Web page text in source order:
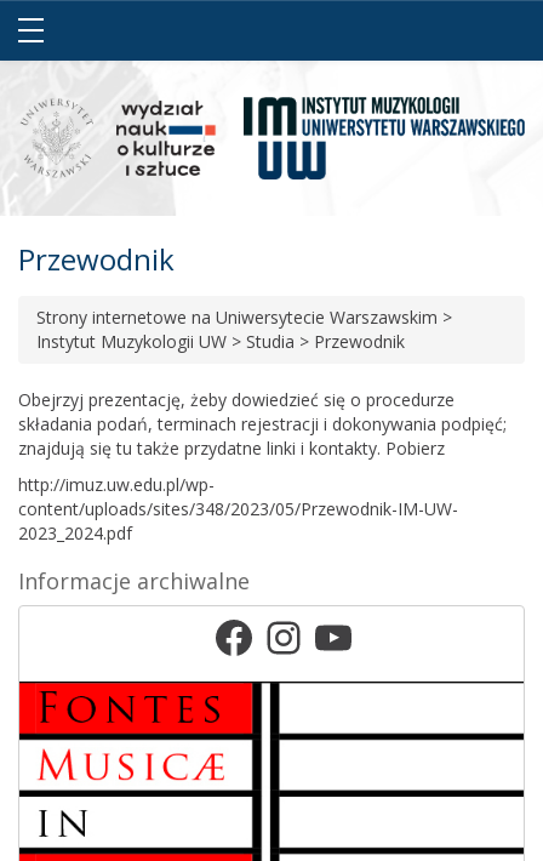
Przewodnik
Strony internetowe na Uniwersytecie Warszawskim >
Instytut Muzykologii UW > Studia > Przewodnik
Obejrzyj prezentację, żeby dowiedzieć się o procedurze
składania podań, terminach rejestracji i dokonywania podpięć;
znajdują się tu także przydatne linki i kontakty. Pobierz
http://imuz.uw.edu.pl/wp-
content/uploads/sites/348/2023/05/Przewodnik-IM-UW-
2023_2024.pdf
Informacje archiwalne
Facebook
Instagram
YouTube